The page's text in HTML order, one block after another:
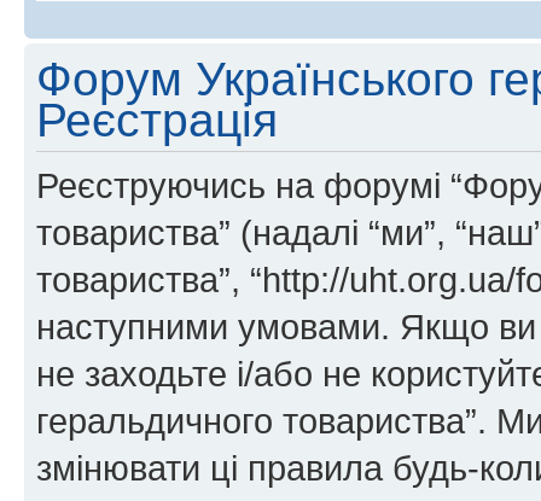
Форум Українського
Реєстрація
Реєструючись на форумі
товариства” (надалі “ми”,
товариства”, “http://uht.org.ua/
наступними умовами. Якщо ви
не заходьте і/або не
геральдичного товариства”.
змінювати ці правила будь-